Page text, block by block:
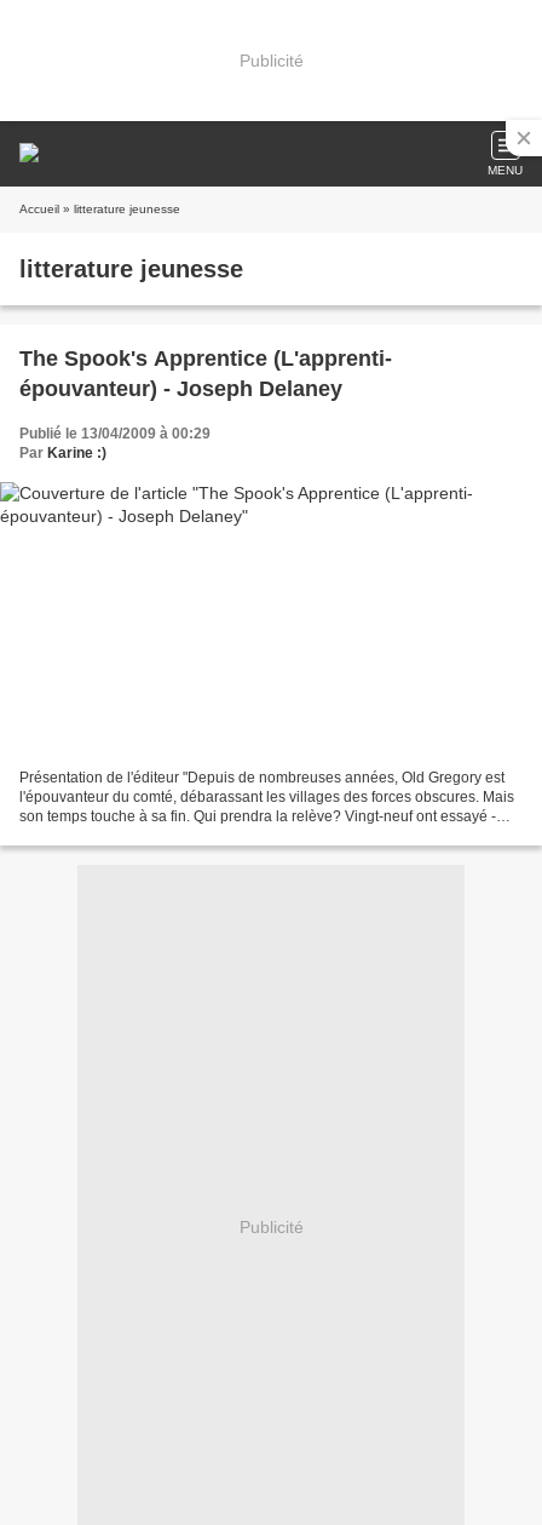
Publicité
MENU
Accueil » litterature jeunesse
litterature jeunesse
The Spook's Apprentice (L'apprenti-
épouvanteur) - Joseph Delaney
Publié le 13/04/2009 à 00:29
Par Karine :)
Présentation de l'éditeur "Depuis de nombreuses années, Old Gregory est
l'épouvanteur du comté, débarassant les villages des forces obscures. Mais
son temps touche à sa fin. Qui prendra la relève? Vingt-neuf ont essayé -
Publicité